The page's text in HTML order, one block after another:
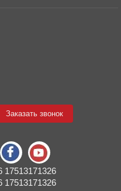
17513171326
17513171326
Заказать звонок